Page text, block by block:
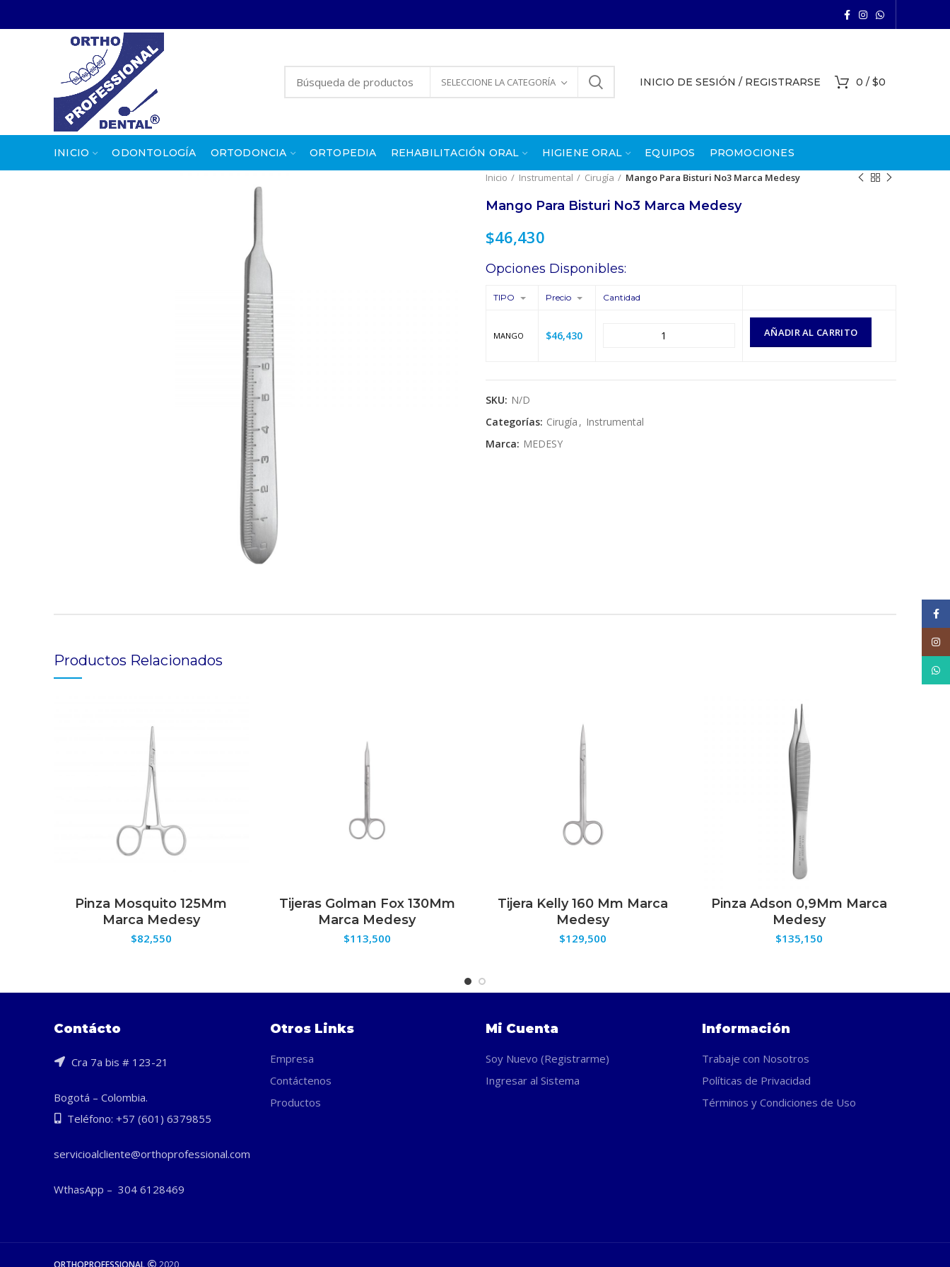
SELECCIONE LA CATEGORÍA INICIO DE SESIÓN / REGISTRARSE 0 / $0
INICIO ODONTOLOGÍA ORTODONCIA ORTOPEDIA REHABILITACIÓN ORAL HIGIENE ORAL EQUIPOS
PROMOCIONES
Inicio
Instrumental Cirugía Mango Para Bisturi No3 Marca Medesy
Mango Para Bisturi No3 Marca Medesy
$46,430
Opciones Disponibles:
TIPO Precio Cantidad
MANGO $46,430 AÑADIR AL CARRITO
SKU: N/D
Categorías: Cirugía , Instrumental
Marca: MEDESY
Productos Relacionados
SELECCIONAR OPCIONES
Pinza Mosquito 125Mm
Marca Medesy
$82,550
SELECCIONAR OPCIONES
Tijeras Golman Fox 130Mm
Marca Medesy
$113,500
SELECCIONAR OPCIONES
Tijera Kelly 160 Mm Marca
Medesy
$129,500
SELECCIONAR OPCIONES
Pinza Adson 0,9Mm Marca
Medesy
$135,150
Contácto
Cra 7a bis # 123-21
Bogotá – Colombia.
Teléfono: +57 (601) 6379855
servicioalcliente@orthoprofessional.com
WthasApp – 304 6128469
Otros Links
Empresa
Contáctenos
Productos
Mi Cuenta
Soy Nuevo (Registrarme)
Ingresar al Sistema
Información
Trabaje con Nosotros
Políticas de Privacidad
Términos y Condiciones de Uso
ORTHOPROFESSIONAL 2020